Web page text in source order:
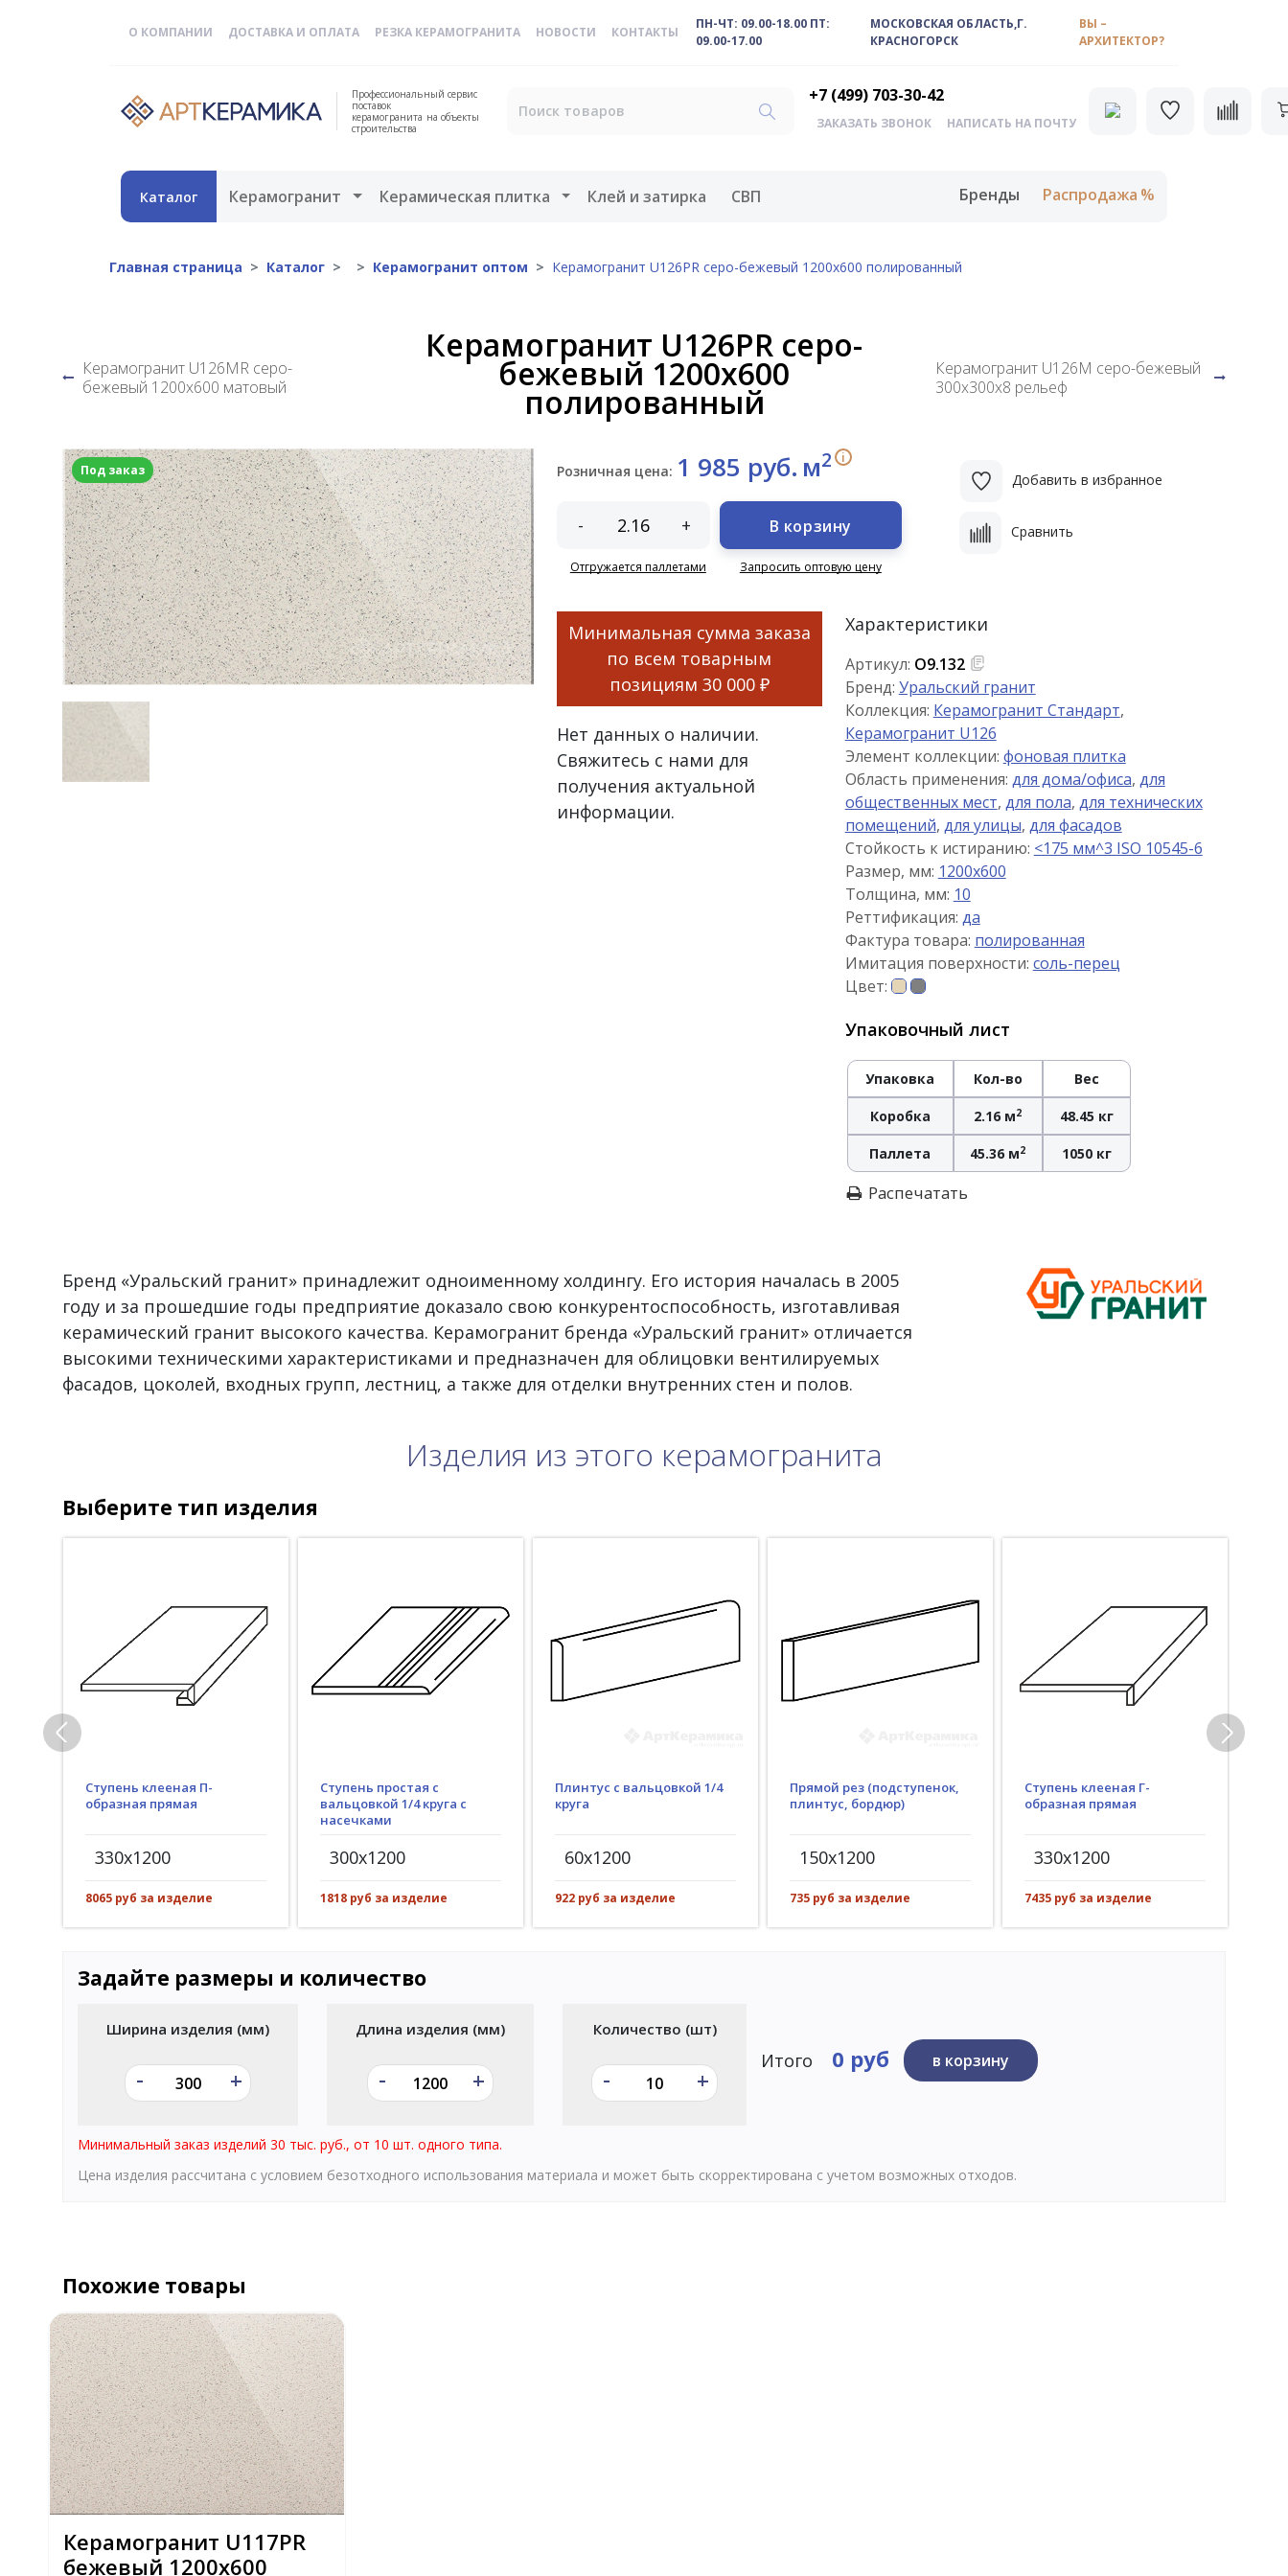
О КОМПАНИИ ДОСТАВКА И ОПЛАТА РЕЗКА КЕРАМОГРАНИТА НОВОСТИ КОНТАКТЫ
ПН-ЧТ: 09.00-18.00 ПТ:
09.00-17.00
МОСКОВСКАЯ ОБЛАСТЬ,Г.
КРАСНОГОРСК
ВЫ –
АРХИТЕКТОР?
Профессиональный сервис
поставок
керамогранита на объекты
строительства
+7 (499) 703-30-42
ЗАКАЗАТЬ ЗВОНОК НАПИСАТЬ НА ПОЧТУ
Каталог Керамогранит Открыть меню
Керамическая плитка Открыть меню
Клей и затирка СВП Бренды Распродажа
Главная страница Каталог Керамогранит оптом Керамогранит U126PR серо-бежевый 1200х600 полированный
Керамогранит U126MR серо-
бежевый 1200х600 матовый
Керамогранит U126PR серо-
бежевый 1200х600
полированный
Керамогранит U126M серо-бежевый
300х300х8 рельеф
Под заказ Розничная цена: 1 985 руб. м2 i
- +
Отгружается паллетами
В корзину
Запросить оптовую цену
Добавить в избранное
Сравнить
Минимальная сумма заказа
по всем товарным
позициям 30 000 ₽
Нет данных о наличии.
Свяжитесь с нами для
получения актуальной
информации.
Характеристики
Артикул: О9.132
Бренд: Уральский гранит
Коллекция: Керамогранит Стандарт,
Керамогранит U126
Элемент коллекции: фоновая плитка
Область применения: для дома/офиса, для
общественных мест, для пола, для технических
помещений, для улицы, для фасадов
Стойкость к истиранию: <175 мм^3 ISO 10545-6
Размер, мм: 1200x600
Толщина, мм: 10
Реттификация: да
Фактура товара: полированная
Имитация поверхности: соль-перец
Цвет:
Упаковочный лист
Упаковка Кол-во Вес
Коробка 2.16 м2 48.45 кг
Паллета 45.36 м2 1050 кг
Распечатать
Бренд «Уральский гранит» принадлежит одноименному холдингу. Его история началась в 2005
году и за прошедшие годы предприятие доказало свою конкурентоспособность, изготавливая
керамический гранит высокого качества. Керамогранит бренда «Уральский гранит» отличается
высокими техническими характеристиками и предназначен для облицовки вентилируемых
фасадов, цоколей, входных групп, лестниц, а также для отделки внутренних стен и полов.
Изделия из этого керамогранита
Выберите тип изделия
Ступень клееная П-
образная прямая
330x1200
8065 руб за изделие
Ступень простая с
вальцовкой 1/4 круга с
насечками
300x1200
1818 руб за изделие
Плинтус с вальцовкой 1/4
круга
60x1200
922 руб за изделие
Прямой рез (подступенок,
плинтус, бордюр)
150x1200
735 руб за изделие
Ступень клееная Г-
образная прямая
330x1200
7435 руб за изделие
Задайте размеры и количество
Ширина изделия (мм)
- +
Длина изделия (мм)
- +
Количество (шт)
- +
Итого 0 руб в корзину
Минимальный заказ изделий 30 тыс. руб., от 10 шт. одного типа.
Цена изделия рассчитана с условием безотходного использования материала и может быть скорректирована с учетом возможных отходов.
Похожие товары
Керамогранит U117PR
бежевый 1200х600